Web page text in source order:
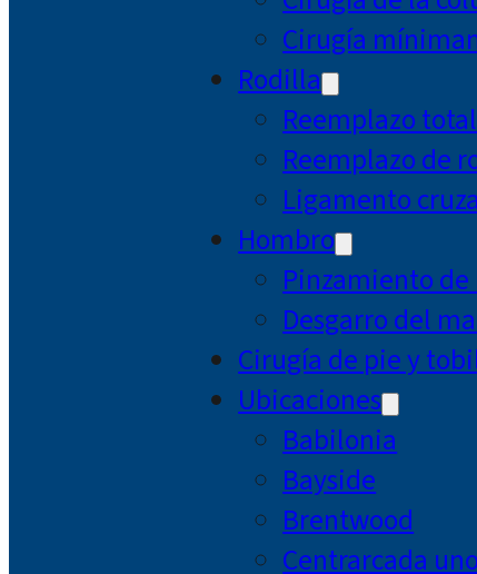
Cirugía
Rodilla
Reemplazo
Reemplazo de
Ligamento
Hombro
Pinzamiento
Desgarro del
Cirugía de pie y
Ubicaciones
Babilonia
Bayside
Brentwood
Centrarcada uno